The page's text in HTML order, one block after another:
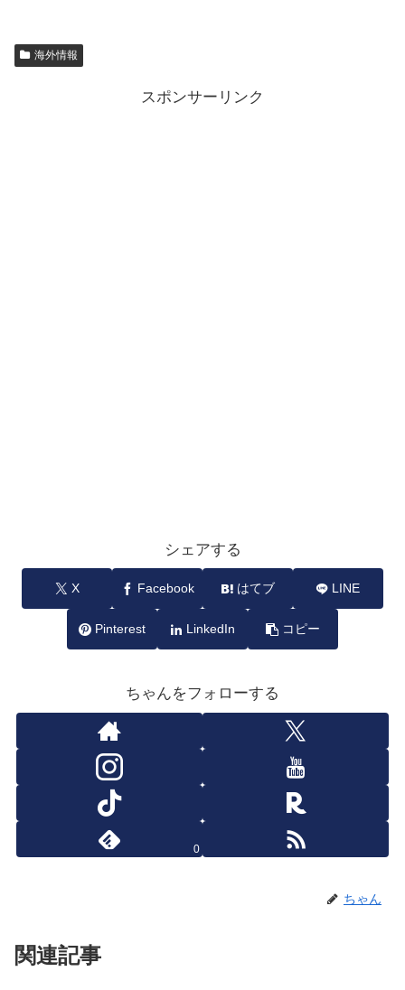
海外情報
スポンサーリンク
シェアする
X Facebook はてブ LINE
Pinterest LinkedIn コピー
ちゃんをフォローする
0
ちゃん
関連記事